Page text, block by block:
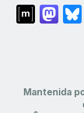
Mantenida